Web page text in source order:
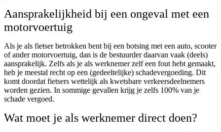
Aansprakelijkheid bij een ongeval met een
motorvoertuig
Als je als fietser betrokken bent bij een botsing met een auto, scooter
of ander motorvoertuig, dan is de bestuurder daarvan vaak (deels)
aansprakelijk. Zelfs als je als werknemer zelf een fout hebt gemaakt,
heb je meestal recht op een (gedeeltelijke) schadevergoeding. Dit
komt doordat fietsers wettelijk als kwetsbare verkeersdeelnemers
worden gezien. In sommige gevallen krijg je zelfs 100% van je
schade vergoed.
Wat moet je als werknemer direct doen?